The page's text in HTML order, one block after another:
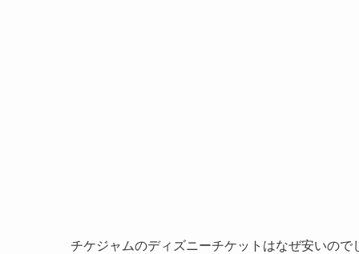
チケジャムのディズニーチケットはなぜ安いので